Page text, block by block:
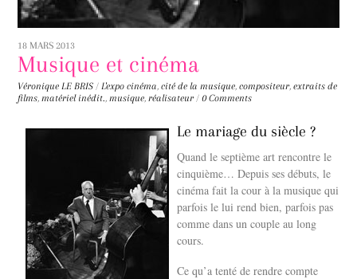
18 MARS 2013
Musique et cinéma
Véronique LE BRIS / L'expo cinéma,cité de la musique,compositeur,extraits de
films,matériel inédit.,musique,réalisateur / 0 Comments
Le mariage du siècle ?
Quand le septième art rencontre le
cinquième… Depuis ses débuts, le
cinéma fait la cour à la musique qui
parfois le lui rend bien, parfois pas
comme dans un couple au long
cours.
Ce qu’a tenté de rendre compte